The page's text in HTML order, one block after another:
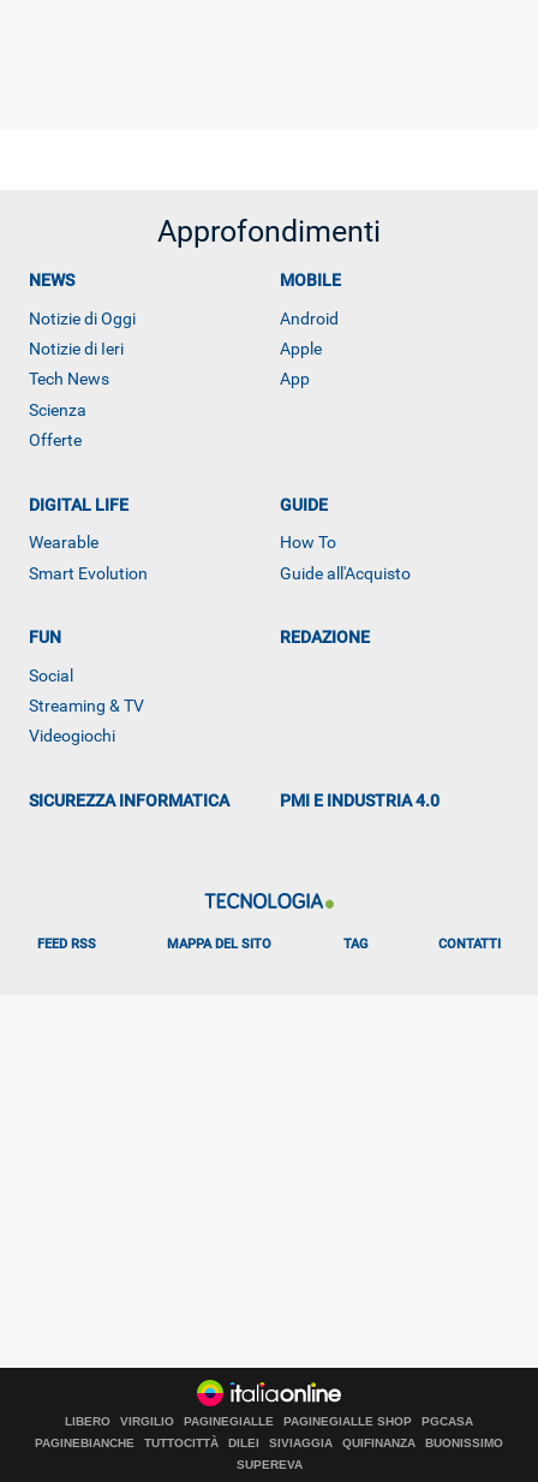
Libero Tecnologia è un prodotto Italiaonline
Approfondimenti
NEWS
Notizie di Oggi
Notizie di Ieri
Tech News
Scienza
Offerte
MOBILE
Android
Apple
App
DIGITAL LIFE
Wearable
Smart Evolution
GUIDE
How To
Guide all'Acquisto
FUN
Social
Streaming & TV
Videogiochi
REDAZIONE
SICUREZZA INFORMATICA PMI E INDUSTRIA 4.0
FEED RSS MAPPA DEL SITO TAG CONTATTI
LIBERO VIRGILIO PAGINEGIALLE PAGINEGIALLE SHOP
PGCASA
PAGINEBIANCHE
TUTTOCITTÀ DILEI SIVIAGGIA QUIFINANZA
BUONISSIMO
SUPEREVA